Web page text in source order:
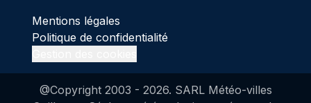
Mentions légales
Politique de confidentialité
@Copyright 2003 - 2026. SARL Météo-villes